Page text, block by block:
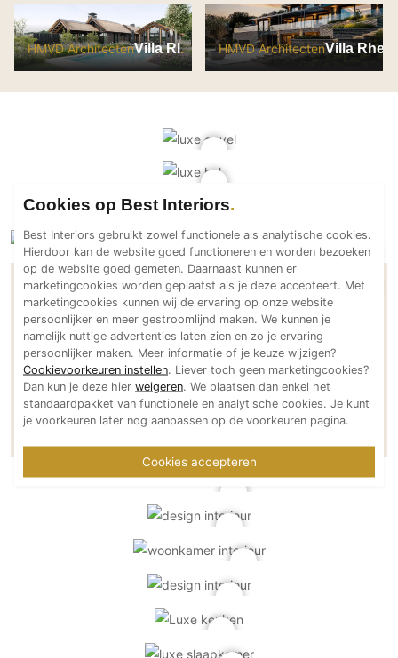
Technologie
Audio/Video
Thuisbioscoop
Domotica
Aannemers Interieur
Akoestiek
Binnenzwembaden
Wellness
Wijnkelder en wijnkasten
HMVD ArchitectenVilla RI HMVD ArchitectenVilla
HMVD Architecten
Mede gerealiseerd door
Stalen deuren:
De Rooy Steel Doors
Meer over HMVD Architecten
Cookies op Best Interiors
Best Interiors gebruikt zowel functionele als analytische cookies.
Hierdoor kan de website goed functioneren en worden bezoeken
op de website goed gemeten. Daarnaast kunnen er
marketingcookies worden geplaatst als je deze accepteert. Met
marketingcookies kunnen wij de ervaring op onze website
persoonlijker en meer gestroomlijnd maken. We kunnen je
namelijk nuttige advertenties laten zien en zo je ervaring
persoonlijker maken. Meer informatie of je keuze wijzigen?
Cookievoorkeuren instellen. Liever toch geen marketingcookies?
Dan kun je deze hier weigeren. We plaatsen dan enkel het
standaardpakket van functionele en analytische cookies. Je kunt
je voorkeuren later nog aanpassen op de voorkeuren pagina.
Cookies accepteren